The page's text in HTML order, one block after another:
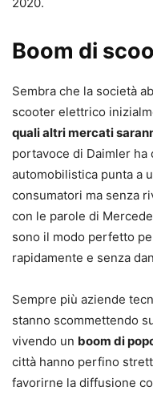
2020.
Boom di
Sembra che la società
scooter elettrico
quali altri mercati
portavoce di Daimler ha
automobilistica punta a
consumatori ma senza
con le parole di
sono il modo perfetto
rapidamente e senza
Sempre più aziende
stanno scommettendo
vivendo un boom di
città hanno perfino
favorirne la diffusione